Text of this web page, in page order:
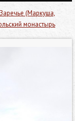
Заречье (Маркуша,
монастырь